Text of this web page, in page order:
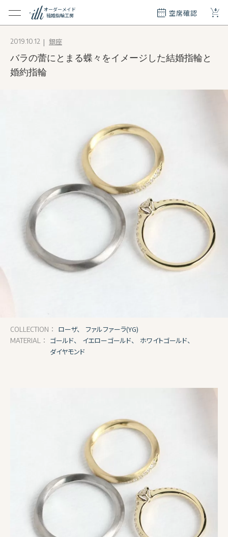
オーダーメイド
結婚指輪工房
空席確認 +
メイド
2019.10.12 銀座
バラの蕾にとまる蝶々をイメージした結婚指輪と
婚約指輪
COLLECTION： ローザ、 ファルファーラ(YG)
MATERIAL： ゴールド、 イエローゴールド、
ホワイトゴールド、
ダイヤモンド